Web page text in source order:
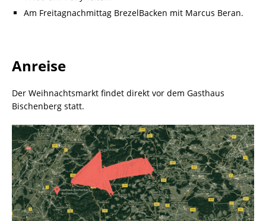
Am Freitagnachmittag BrezelBacken mit Marcus Beran.
Anreise
Der Weihnachtsmarkt findet direkt vor dem Gasthaus
Bischenberg statt.